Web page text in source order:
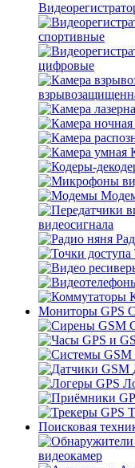
спортивные
цифровые
видеосигнала
Мониторы GPS
Поисковая
видеокамер